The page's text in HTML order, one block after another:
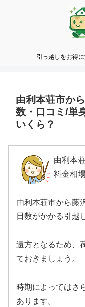
引っ越しをお得
由利本荘市か
数・口コミ/単
いくら？
由利本
料金相
由利本荘市から藤
日数がかかる引越
遠方となるため、
ておきましょう。
時期によってはさ
あります。